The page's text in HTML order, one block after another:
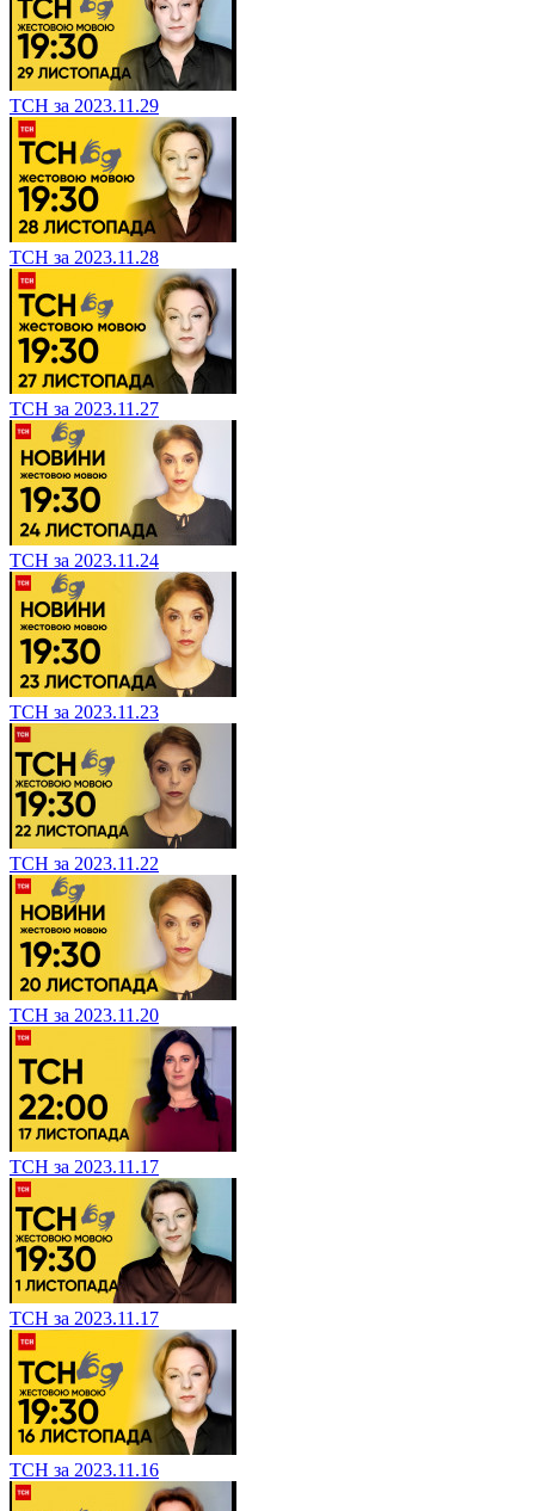
ТСН за 2023.11.29
ТСН за 2023.11.28
ТСН за 2023.11.27
ТСН за 2023.11.24
ТСН за 2023.11.23
ТСН за 2023.11.22
ТСН за 2023.11.20
ТСН за 2023.11.17
ТСН за 2023.11.17
ТСН за 2023.11.16